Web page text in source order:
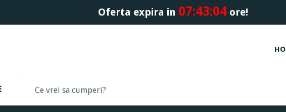
Oferta expira in 07:43:04ore!